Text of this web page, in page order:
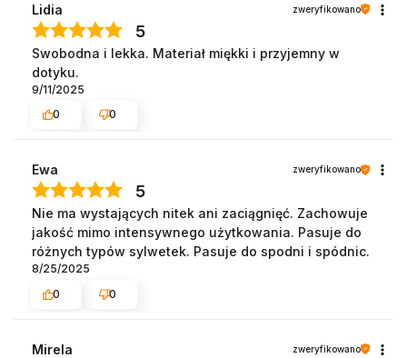
Lidia zweryfikowano
5
Swobodna i lekka. Materiał miękki i przyjemny w
dotyku.
9/11/2025
0
0
Ewa zweryfikowano
5
Nie ma wystających nitek ani zaciągnięć. Zachowuje
jakość mimo intensywnego użytkowania. Pasuje do
różnych typów sylwetek. Pasuje do spodni i spódnic.
8/25/2025
0
0
Mirela zweryfikowano